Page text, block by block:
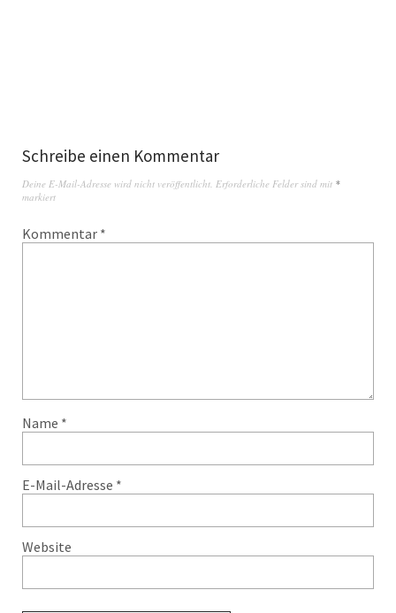
Schreibe einen Kommentar
Deine E-Mail-Adresse wird nicht veröffentlicht. Erforderliche Felder sind mit *
markiert
Kommentar *
Name *
E-Mail-Adresse *
Website